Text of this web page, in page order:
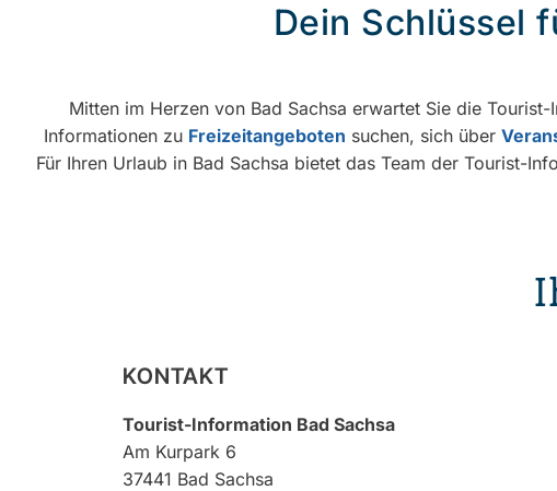
Dein Schlüssel
Mitten im Herzen von Bad Sachsa erwartet Sie die
Informationen zu Freizeitangeboten suchen, sich über
Für Ihren Urlaub in Bad Sachsa bietet das Team der Tourist-
KONTAKT
Tourist-Information Bad Sachsa
Am Kurpark 6
37441 Bad Sachsa